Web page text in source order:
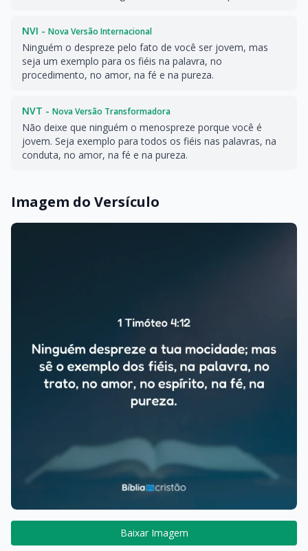
NVI - Nova Versão Internacional
Ninguém o despreze pelo fato de você ser jovem, mas
seja um exemplo para os fiéis na palavra, no
procedimento, no amor, na fé e na pureza.
NVT - Nova Versão Transformadora
Não deixe que ninguém o menospreze porque você é
jovem. Seja exemplo para todos os fiéis nas palavras, na
conduta, no amor, na fé e na pureza.
Imagem do Versículo
Baixar Imagem